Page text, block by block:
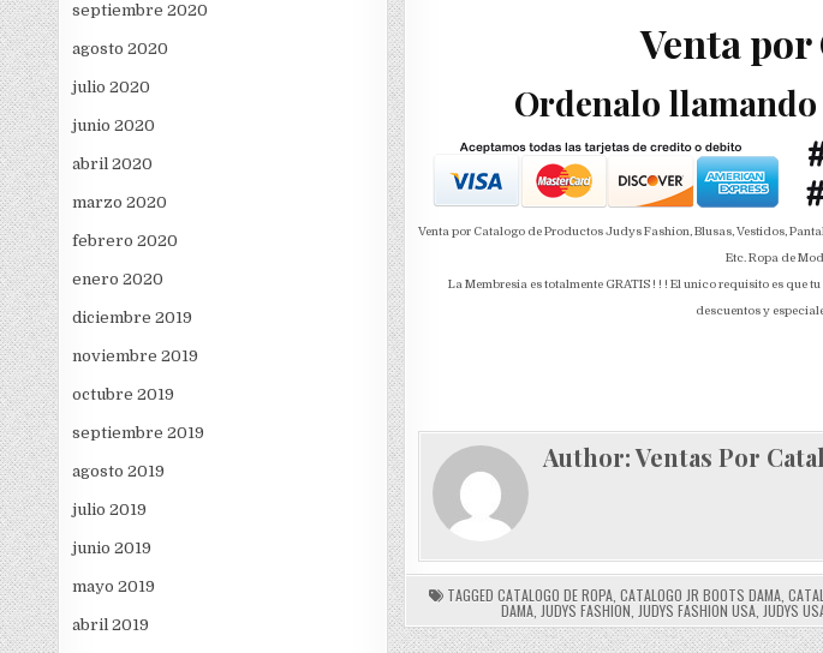
septiembre 2020
agosto 2020
julio 2020
junio 2020
abril 2020
marzo 2020
febrero 2020
enero 2020
diciembre 2019
noviembre 2019
octubre 2019
septiembre 2019
agosto 2019
julio 2019
junio 2019
mayo 2019
abril 2019
Venta por
Ordenalo llamando
Venta por Catalogo de Productos Judys Fashion, Blusas, Vestidos,
Etc. Ropa de
La Membresia es totalmente GRATIS ! ! ! El unico requisito es que
descuentos y
Author:Ventas Por
TAGGEDCATALOGO DE ROPA ,CATALOGO JR BOOTS DAMA ,
DAMA, JUDYS FASHION JUDYS FASHION USA, JUDYS